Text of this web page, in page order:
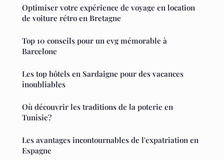
Optimiser votre expérience de voyage en location
de voiture rétro en Bretagne
Top 10 conseils pour un evg mémorable à
Barcelone
Les top hôtels en Sardaigne pour des vacances
inoubliables
Où découvrir les traditions de la poterie en
Tunisie?
Les avantages incontournables de l'expatriation en
Espagne